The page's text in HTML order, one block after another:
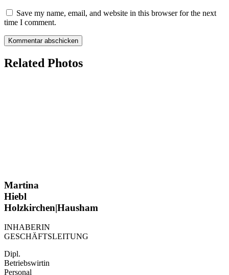
Save my name, email, and website in this browser for the next
time I comment.
Related Photos
Martina
Hiebl
Holzkirchen|Hausham
INHABERIN
GESCHÄFTSLEITUNG
Dipl.
Betriebswirtin
Personal